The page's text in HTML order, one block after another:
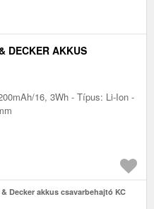
DECKER AKKUS
16, 3Wh - Típus: Li-Ion -
Decker akkus csavarbehajtó KC